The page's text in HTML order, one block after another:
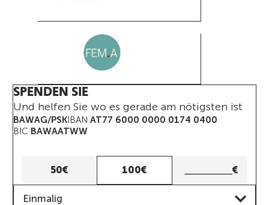
SPENDEN SIE
Und helfen Sie wo es gerade am nötigsten ist
BAWAG/PSKIBAN AT77 6000 0000 0174 0400
BIC BAWAATWW
50€ 100€
Betrag
€
Einmalig